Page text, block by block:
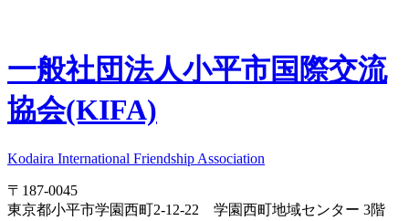
一般社団法人小平市国際交流
協会(KIFA)
Kodaira International Friendship Association
〒187-0045
東京都小平市学園西町2-12-22 学園西町地域センター 3階